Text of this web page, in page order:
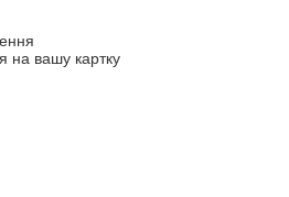
на вашу картку